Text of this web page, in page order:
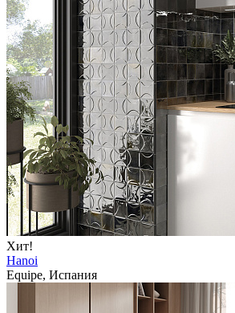
Хит!
Hanoi
Equipe, Испания